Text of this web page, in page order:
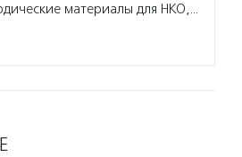
материалы для НКО,…